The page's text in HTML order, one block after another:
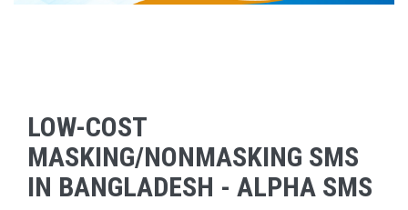
LOW-COST
MASKING/NONMASKING SMS
IN BANGLADESH - ALPHA SMS